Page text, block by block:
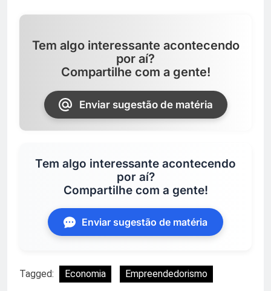
Tem algo interessante acontecendo
por aí?
Compartilhe com a gente!
Enviar sugestão de matéria
Tem algo interessante acontecendo
por aí?
Compartilhe com a gente!
Enviar sugestão de matéria
Tagged: Economia Empreendedorismo